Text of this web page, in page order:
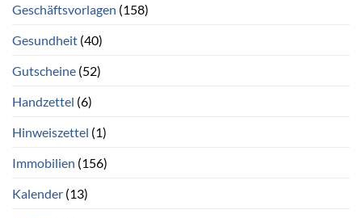
Geschäftsvorlagen (158)
Gesundheit (40)
Gutscheine (52)
Handzettel (6)
Hinweiszettel (1)
Immobilien (156)
Kalender (13)